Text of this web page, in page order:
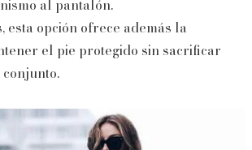
al pantalón.
esta opción ofrece además la
el pie protegido sin sacrificar